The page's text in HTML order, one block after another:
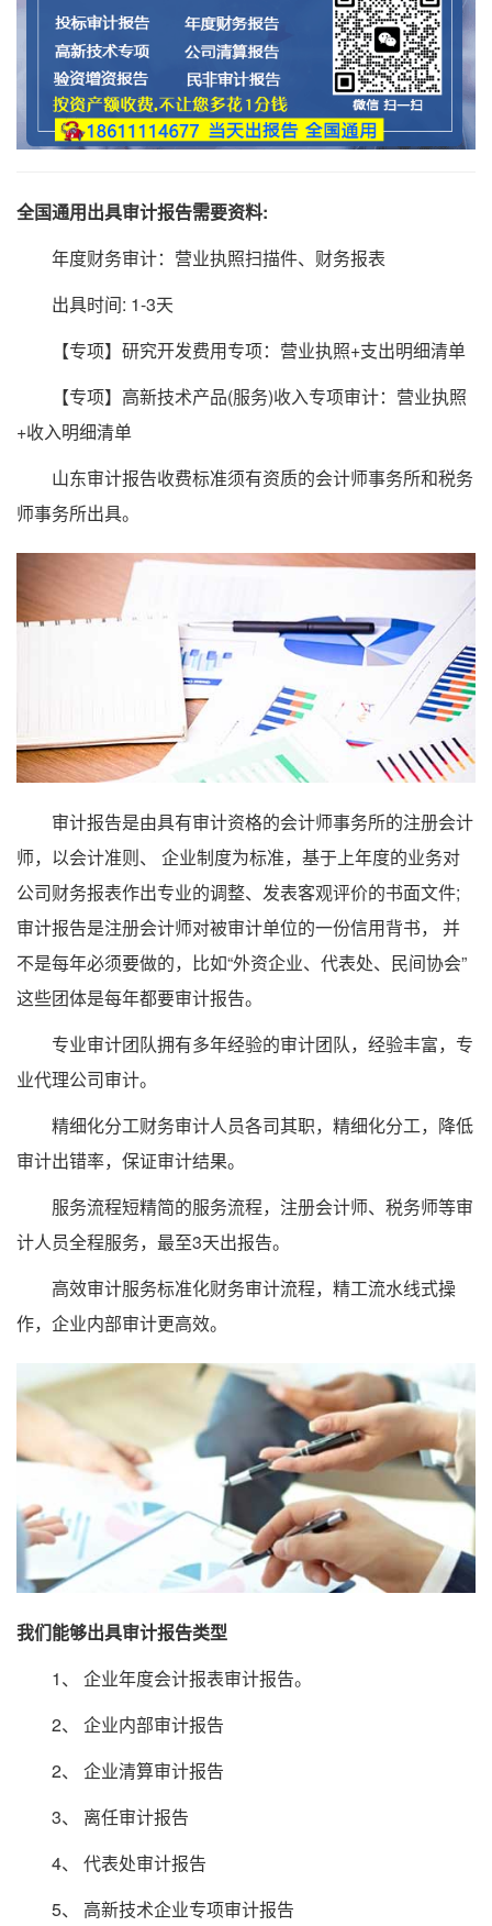
全国通用出具审计报告需要资料:
年度财务审计：营业执照扫描件、财务报表
出具时间: 1-3天
【专项】研究开发费用专项：营业执照+支出明细清单
【专项】高新技术产品(服务)收入专项审计：营业执照
+收入明细清单
山东审计报告收费标准须有资质的会计师事务所和税务
师事务所出具。
审计报告是由具有审计资格的会计师事务所的注册会计
师，以会计准则、 企业制度为标准，基于上年度的业务对
公司财务报表作出专业的调整、发表客观评价的书面文件;
审计报告是注册会计师对被审计单位的一份信用背书， 并
不是每年必须要做的，比如“外资企业、代表处、民间协会”
这些团体是每年都要审计报告。
专业审计团队拥有多年经验的审计团队，经验丰富，专
业代理公司审计。
精细化分工财务审计人员各司其职，精细化分工，降低
审计出错率，保证审计结果。
服务流程短精简的服务流程，注册会计师、税务师等审
计人员全程服务，最至3天出报告。
高效审计服务标准化财务审计流程，精工流水线式操
作，企业内部审计更高效。
我们能够出具审计报告类型
1、 企业年度会计报表审计报告。
2、 企业内部审计报告
2、 企业清算审计报告
3、 离任审计报告
4、 代表处审计报告
5、 高新技术企业专项审计报告